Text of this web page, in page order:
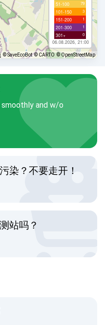
51-100 79
101-150 3
151-200 1
201-300 1
301+ 0
06.08.2026, 21:00
© SaveEcoBot © CARTO © OpenStreetMap
and w/o
染？不要走开！
站吗？